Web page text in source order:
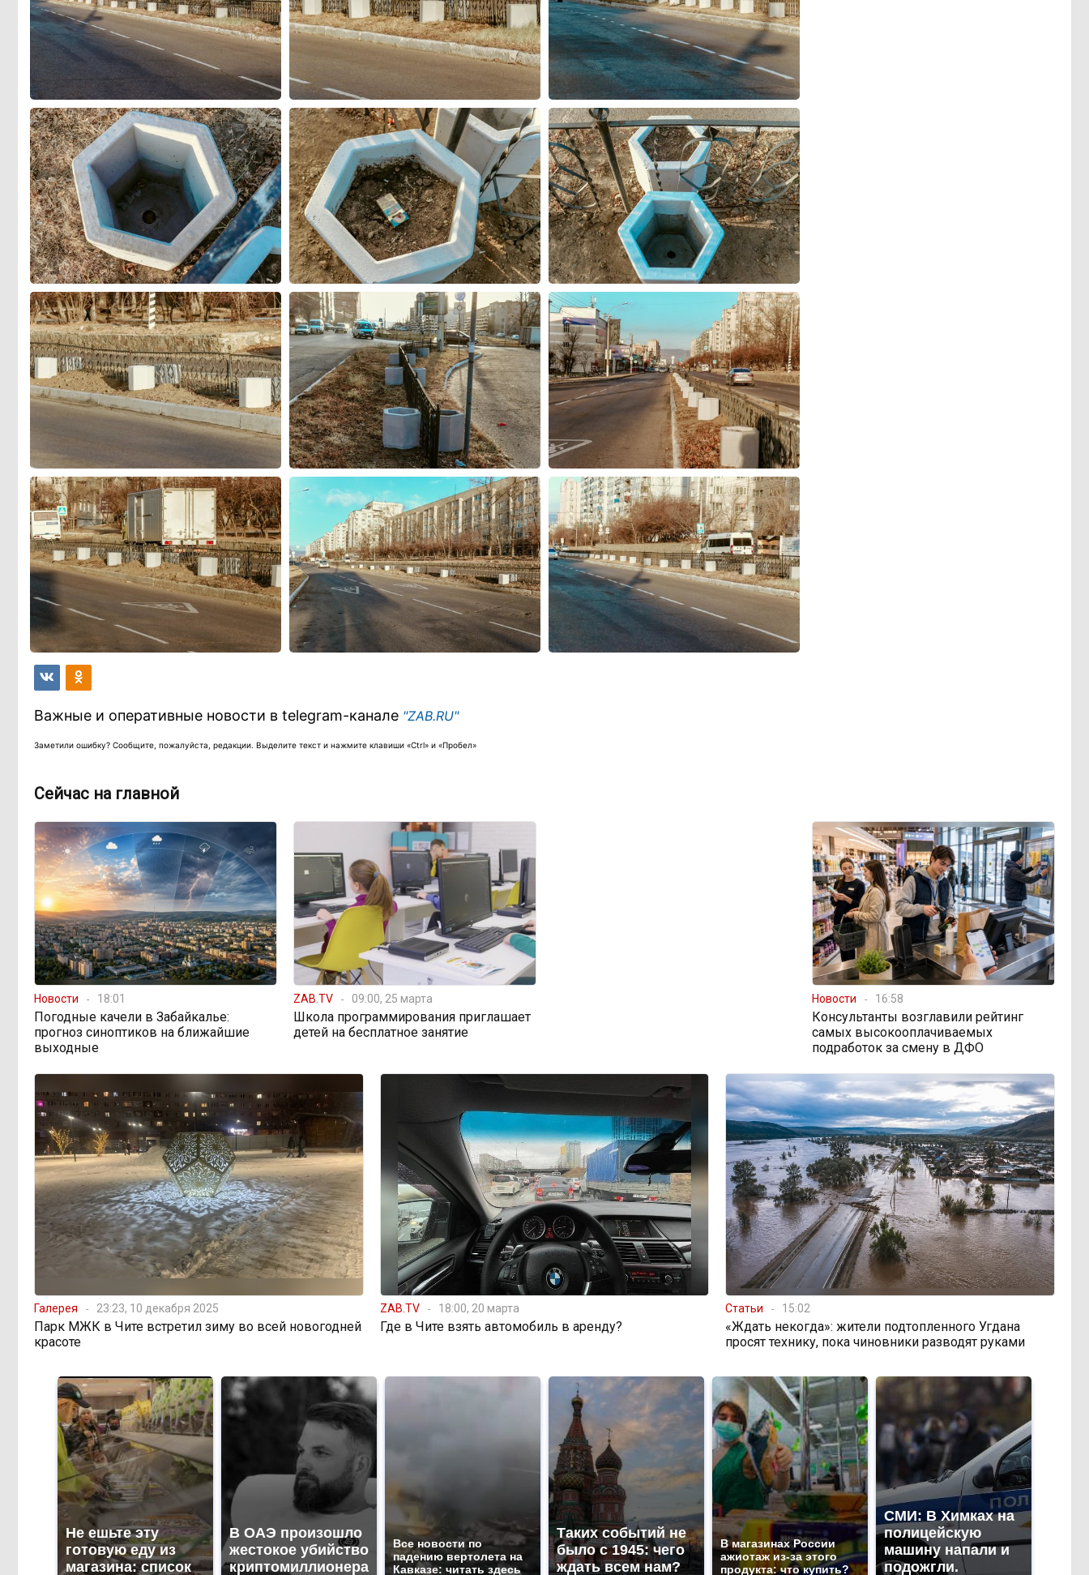
Важные и оперативные новости в telegram-канале "ZAB.RU"
Заметили ошибку? Сообщите, пожалуйста, редакции. Выделите текст и нажмите клавиши «Ctrl» и «Пробел»
Сейчас на главной
Новости 18:01
Погодные качели в Забайкалье:
прогноз синоптиков на ближайшие
выходные
ZAB.TV 09:00, 25 марта
Школа программирования приглашает
детей на бесплатное занятие
Новости 16:58
Консультанты возглавили рейтинг
самых высокооплачиваемых
подработок за смену в ДФО
Галерея 23:23, 10 декабря 2025
Парк МЖК в Чите встретил зиму во всей новогодней
красоте
ZAB.TV 18:00, 20 марта
Где в Чите взять автомобиль в аренду?
Статьи 15:02
«Ждать некогда»: жители подтопленного Угдана
просят технику, пока чиновники разводят руками
Не ешьте эту
готовую еду из
магазина: список
В ОАЭ произошло
жестокое убийство
криптомиллионера
Все новости по
падению вертолета на
Кавказе: читать здесь
Таких событий не
было с 1945: чего
ждать всем нам?
В магазинах России
ажиотаж из-за этого
продукта: что купить?
СМИ: В Химках на
полицейскую
машину напали и
подожгли.